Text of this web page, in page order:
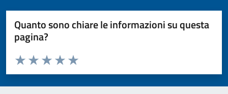
Quanto sono chiare le informazioni su questa
pagina?
Valuta da 1 a 5 stelle la pagina
Valuta 5 stelle su 5
Valuta 4 stelle su 5
Valuta 3 stelle su 5
Valuta 2 stelle su 5
Valuta 1 stelle su 5